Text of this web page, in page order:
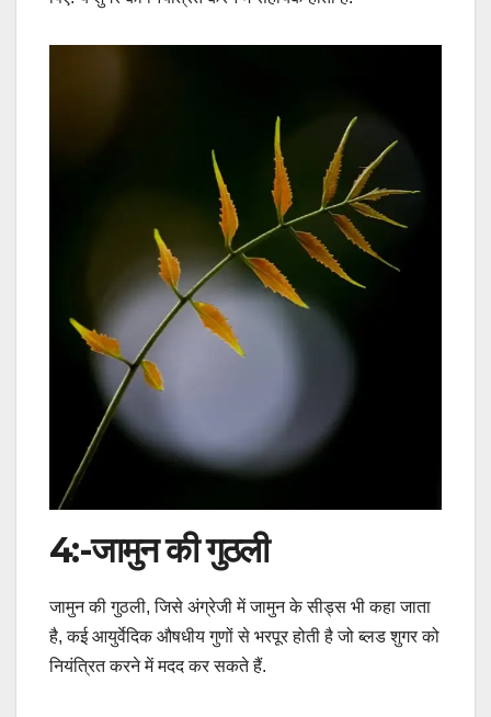
4:-जामुन की गुठली
जामुन की गुठली, जिसे अंग्रेजी में जामुन के सीड्स भी कहा जाता
है, कई आयुर्वेदिक औषधीय गुणों से भरपूर होती है जो ब्लड शुगर को
नियंत्रित करने में मदद कर सकते हैं.